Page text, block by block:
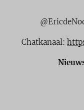
Chatkanaal: